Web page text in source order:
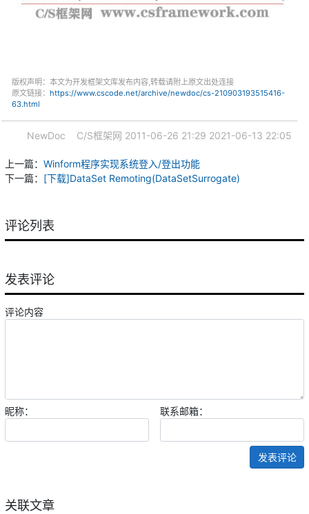
版权声明：本文为开发框架文库发布内容,转载请附上原文出处连接
原文链接： https://www.cscode.net/archive/newdoc/cs-210903193515416-
63.html
NewDoc C/S框架网 2011-06-26 21:29 2021-06-13 22:05
上一篇： Winform程序实现系统登入/登出功能
下一篇： [下载]DataSet Remoting(DataSetSurrogate)
评论列表
发表评论
评论内容
昵称： 联系邮箱：
发表评论
关联文章